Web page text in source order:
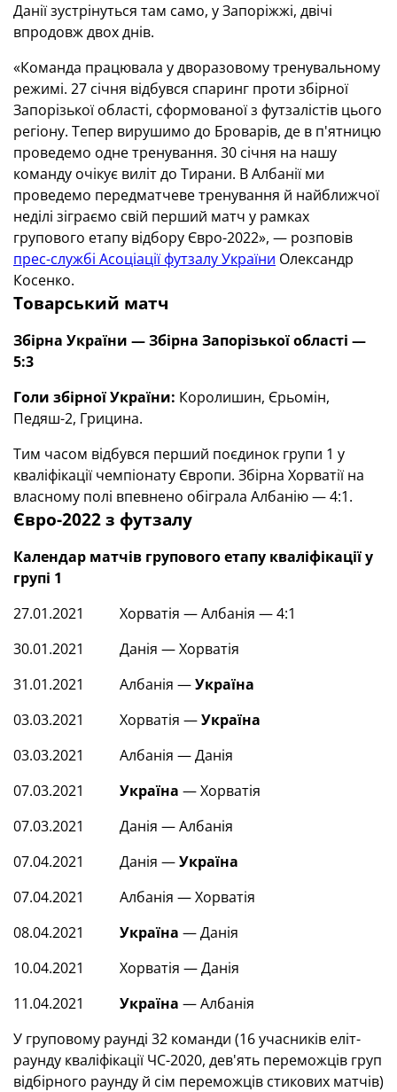
Данії зустрінуться там само, у Запоріжжі, двічі
впродовж двох днів.
«Команда працювала у дворазовому тренувальному
режимі. 27 січня відбувся спаринг проти збірної
Запорізької області, сформованої з футзалістів цього
регіону. Тепер вирушимо до Броварів, де в п'ятницю
проведемо одне тренування. 30 січня на нашу
команду очікує виліт до Тирани. В Албанії ми
проведемо передматчеве тренування й найближчої
неділі зіграємо свій перший матч у рамках
групового етапу відбору Євро-2022», — розповів
прес-службі Асоціації футзалу України Олександр
Косенко.
Товарський матч
Збірна України — Збірна Запорізької області —
5:3
Голи збірної України: Королишин, Єрьомін,
Педяш-2, Грицина.
Тим часом відбувся перший поєдинок групи 1 у
кваліфікації чемпіонату Європи. Збірна Хорватії на
власному полі впевнено обіграла Албанію — 4:1.
Євро-2022 з футзалу
Календар матчів групового етапу кваліфікації у
групі 1
27.01.2021 Хорватія — Албанія — 4:1
30.01.2021 Данія — Хорватія
31.01.2021 Албанія —Україна
03.03.2021 Хорватія —Україна
03.03.2021 Албанія — Данія
07.03.2021 Україна — Хорватія
07.03.2021 Данія — Албанія
07.04.2021 Данія —Україна
07.04.2021 Албанія — Хорватія
08.04.2021 Україна — Данія
10.04.2021 Хорватія — Данія
11.04.2021
Україна — Албанія
У груповому раунді 32 команди (16 учасників еліт-
раунду кваліфікації ЧС-2020, дев'ять переможців груп
відбірного раунду й сім переможців стикових матчів)